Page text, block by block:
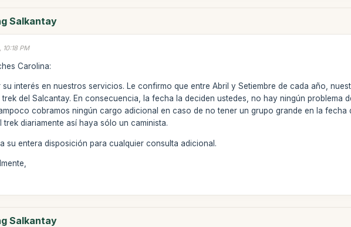
Salkantay
PM
Carolina:
su interés en nuestros servicios. Le confirmo que entre Abril y Setiembre de cada año,
trek del Salcantay. En consecuencia, la fecha la deciden ustedes, no hay ningún problema
cobramos ningún cargo adicional en caso de no tener un grupo grande en la
trek diariamente así haya sólo un caminista.
su entera disposición para cualquier consulta adicional.
Salkantay